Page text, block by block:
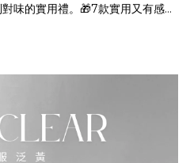
貼 常見問題（FAQ）Q：D3O
作。Q：D3O 保護貼會變黃嗎？
護螢幕，手機殼保護機身，效果
護貼產品
味的實用禮。🎁7款實用又有感的
不只是談戀愛的專利—熱戀情
用得到。 全部來自專注日常 3C
，風格好看、設計耐用，送得出手
實用、對味才是關鍵！七夕送禮